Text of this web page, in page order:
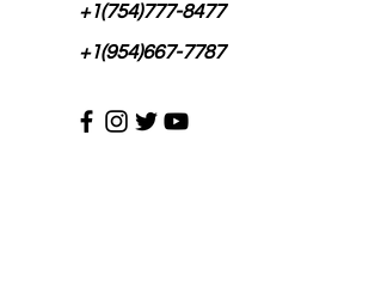
+1(754)777-8477
+1(954)667-7787